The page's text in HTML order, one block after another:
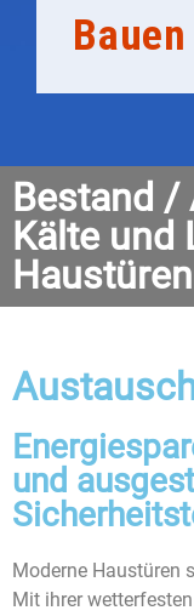
Bestand /
Kälte und
Haustüren
und
Moderne Haustüren
Mit ihrer